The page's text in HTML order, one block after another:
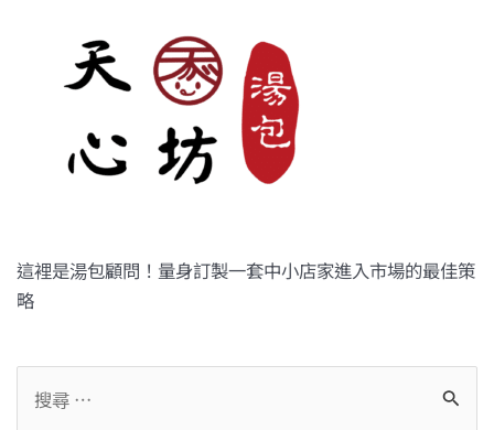
這裡是湯包顧問！量身訂製一套中小店家進入市場的最佳策
略